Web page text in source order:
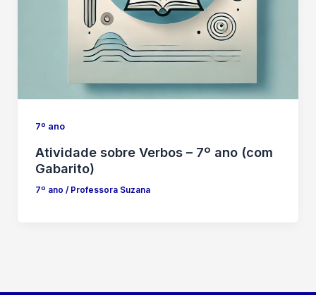
7º ano
Atividade sobre Verbos – 7º ano (com
Gabarito)
7º ano / Professora Suzana